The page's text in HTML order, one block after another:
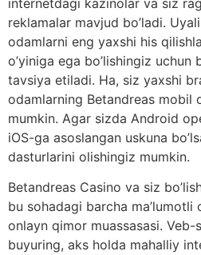
reklamalar mavjud bo’ladi.
odamlarni eng yaxshi his
o’yiniga ega bo’lishingiz uchun
tavsiya etiladi. Ha, siz yaxshi
odamlarning Betandreas mobil
mumkin. Agar sizda Android
iOS-ga asoslangan uskuna
dasturlarini olishingiz mumkin.
Betandreas Casino va siz
bu sohadagi barcha ma’lumotli
onlayn qimor muassasasi.
buyuring, aks holda mahalliy